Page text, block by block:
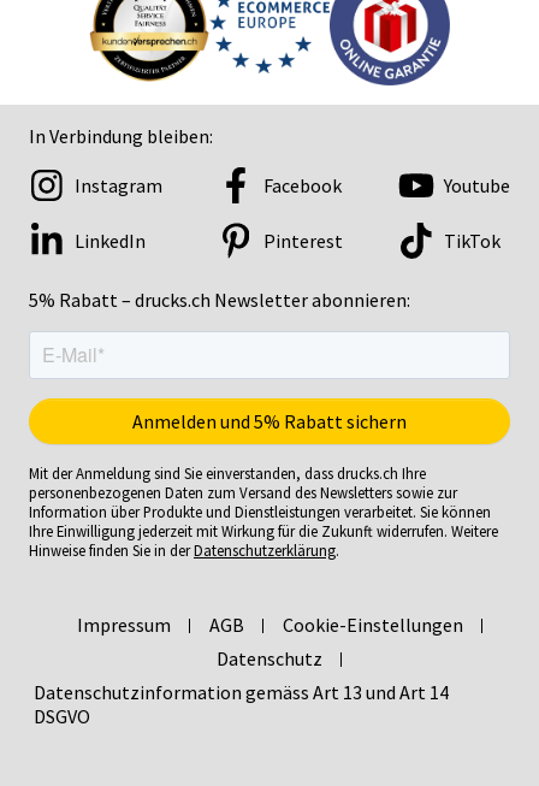
In Verbindung bleiben:
5% Rabatt – drucks.ch Newsletter abonnieren:
Instagram Facebook Youtube
LinkedIn Pinterest TikTok
Mit der Anmeldung sind Sie einverstanden, dass drucks.ch Ihre
personenbezogenen Daten zum Versand des Newsletters sowie zur
Information über Produkte und Dienstleistungen verarbeitet. Sie können
Ihre Einwilligung jederzeit mit Wirkung für die Zukunft widerrufen. Weitere
Hinweise finden Sie in derDatenschutzerklärung.
Impressum AGB
Cookie-Einstellungen
Datenschutz
Datenschutzinformation gemäss Art 13 und Art 14
DSGVO